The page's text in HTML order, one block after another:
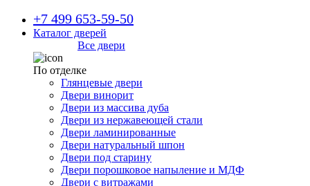
+7 499 653-59-50
Каталог дверей
Все двери
По отделке
Глянцевые двери
Двери винорит
Двери из массива дуба
Двери из нержавеющей стали
Двери ламинированные
Двери натуральный шпон
Двери под старину
Двери порошковое напыление и МДФ
Двери с витражами